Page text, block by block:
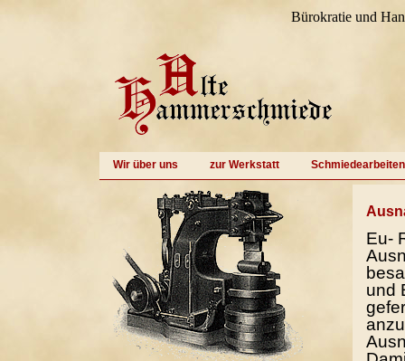
Bürokratie und
Wir über uns zur Werkstatt Schmiedearbeiten
Eu-
und